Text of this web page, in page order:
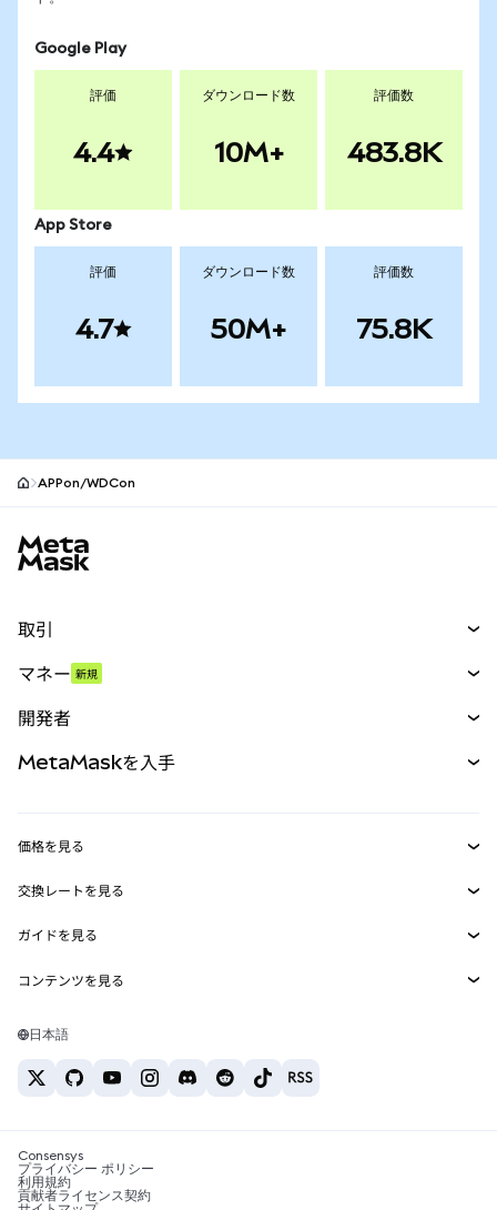
Google Play
評価
4.4
ダウンロード数
10M+
評価数
483.8K
App Store
評価
4.7
ダウンロード数
50M+
評価数
75.8K
APPon/WDCon
取引
パーペチュアル
RWA
マネー 新規
開発者
MetaMask Connect
Snaps
Web3サービス
MetaMaskを入手
セキュリティ
サポート
キャリア
お問い合わせ
価格を見る
イーサリアムの価格
Solanaの価格
Tetherの価格
交換レートを見る
ETH→USD
USDT→INR
BTC→INR
ETH→USDT
ガイドを見る
ETHの購入
USDTの購入
SHIBの購入
BNBの購入
コンテンツを見る
Solanaウォレット
税制関連ニュース
暗号資産の購入方法は？
日本語
Consensys
プライバシー ポリシー
利用規約
貢献者ライセンス契約